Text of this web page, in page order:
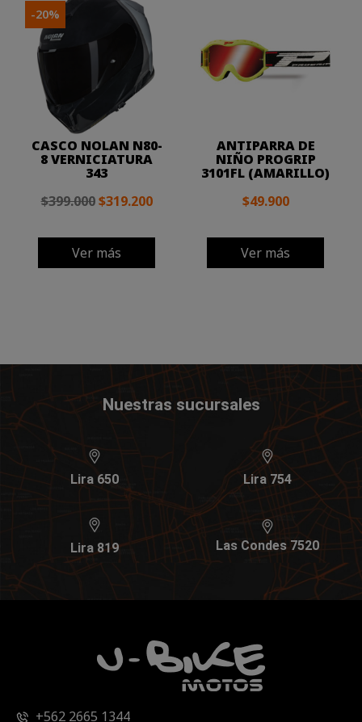
CASCO NOLAN N80-
8 VERNICIATURA
343
$399.000 $319.200
Ver más
-20%
ANTIPARRA DE
NIÑO PROGRIP
3101FL (AMARILLO)
$49.900
Ver más
Nuestras sucursales
Lira 650 Lira 754
Lira 819 Las Condes 7520
+562 2665 1344